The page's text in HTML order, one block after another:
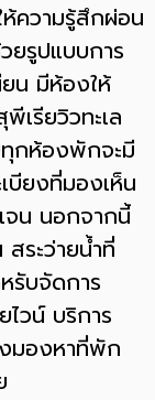
ความรู้สึกผ่อน
ยรูปแบบการ
น มีห้องให้
รียวิวทะเล
กห้องพักจะมี
บียงที่มองเห็น
จน นอกจากนี้
ระว่ายน้ำที่
รับจัดการ
ไวน์ บริการ
มองหาที่พัก